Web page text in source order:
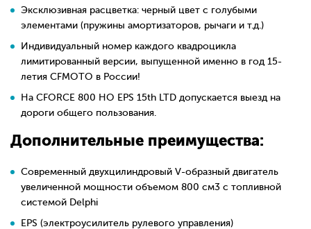
Эксклюзивная расцветка: черный цвет с голубыми
элементами (пружины амортизаторов, рычаги и т.д.)
Индивидуальный номер каждого квадроцикла
лимитированный версии, выпущенной именно в год 15-
летия CFMOTO в России!
На CFORCE 800 HO EPS 15th LTD допускается выезд на
дороги общего пользования.
Дополнительные преимущества:
Современный двухцилиндровый V-образный двигатель
увеличенной мощности объемом 800 см3 с топливной
системой Delphi
EPS (электроусилитель рулевого управления)